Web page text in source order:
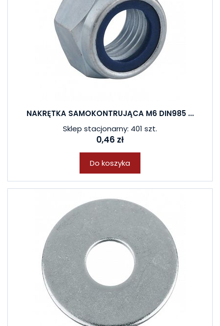
NAKRĘTKA SAMOKONTRUJĄCA M6 DIN985 ...
Sklep stacjonarny: 401 szt.
0,46 zł
Do koszyka